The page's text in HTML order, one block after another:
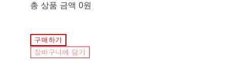
총 상품 금액 0원
구매하기
장바구니에 담기